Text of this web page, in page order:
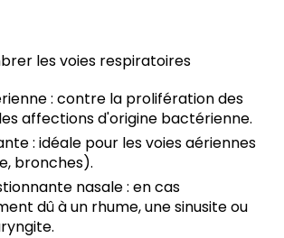
les voies respiratoires
: contre la prolifération des
affections d'origine bactérienne.
: idéale pour les voies aériennes
bronches).
nasale : en cas
dû à un rhume, une sinusite ou